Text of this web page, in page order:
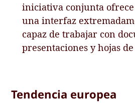
iniciativa conjunta
una interfaz
capaz de trabajar con
presentaciones y hojas
Tendencia europea